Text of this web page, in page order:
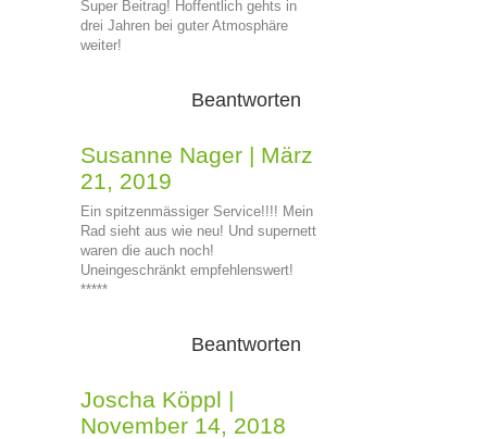
Super Beitrag! Hoffentlich gehts in
drei Jahren bei guter Atmosphäre
weiter!
Beantworten
Susanne Nager | März
21, 2019
Ein spitzenmässiger Service!!!! Mein
Rad sieht aus wie neu! Und supernett
waren die auch noch!
Uneingeschränkt empfehlenswert!
*****
Beantworten
Joscha Köppl |
November 14, 2018